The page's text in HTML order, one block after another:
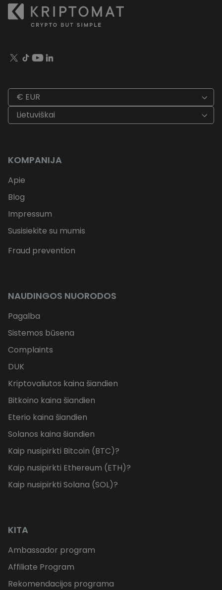
€ EUR
Lietuviškai
KOMPANIJA
Apie
Blog
Impressum
Susisiekite su mumis
Fraud prevention
NAUDINGOS NUORODOS
Pagalba
Sistemos būsena
Complaints
DUK
Kriptovaliutos kaina šiandien
Bitkoino kaina šiandien
Eterio kaina šiandien
Solanos kaina šiandien
Kaip nusipirkti Bitcoin (BTC)?
Kaip nusipirkti Ethereum (ETH)?
Kaip nusipirkti Solana (SOL)?
KITA
Ambassador program
Affiliate Program
Rekomendacijos programa